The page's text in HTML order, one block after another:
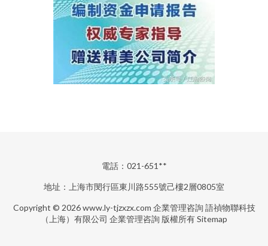
電話：021-651**
地址：上海市閔行區東川路555號己樓2層0805室
Copyright © 2026www.ly-tjzxzx.com 企業管理咨詢 語禎物聯科技
（上海）有限公司 企業管理咨詢 版權所有Sitemap